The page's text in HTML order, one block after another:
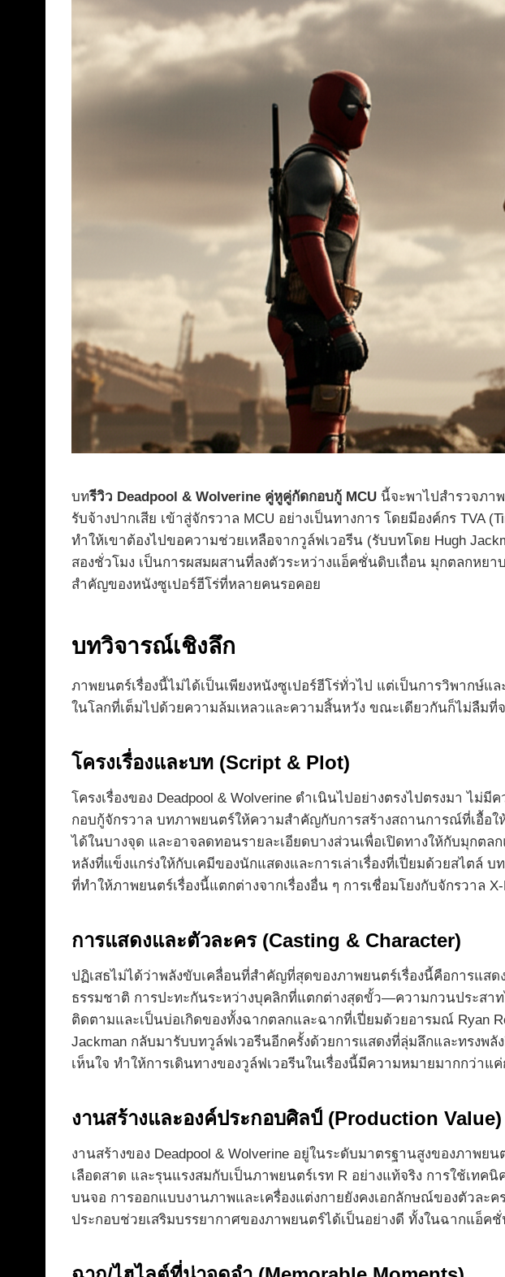
บทรีวิว Deadpool & Wolverine คู่หูคู่กัดกอบกู้ MCU นี้จะพาไปสำรวจภา
รับจ้างปากเสีย เข้าสู่จักรวาล MCU อย่างเป็นทางการ โดยมีองค์กร TVA
ทำให้เขาต้องไปขอความช่วยเหลือจากวูล์ฟเวอรีน (รับบทโดย Hugh
สองชั่วโมง เป็นการผสมผสานที่ลงตัวระหว่างแอ็คชั่นดิบเถื่อน มุกตลกหย
สำคัญของหนังซูเปอร์ฮีโร่ที่หลายคนรอคอย
บทวิจารณ์เชิงลึก
ภาพยนตร์เรื่องนี้ไม่ได้เป็นเพียงหนังซูเปอร์ฮีโร่ทั่วไป แต่เป็นการวิพากษ์
ในโลกที่เต็มไปด้วยความล้มเหลวและความสิ้นหวัง ขณะเดียวกันก็ไม่ลืม
โครงเรื่องและบท (Script & Plot)
โครงเรื่องของ Deadpool & Wolverine ดำเนินไปอย่างตรงไปตรงมา ไ
กอบกู้จักรวาล บทภาพยนตร์ให้ความสำคัญกับการสร้างสถานการณ์ที่เอื้อ
ได้ในบางจุด และอาจลดทอนรายละเอียดบางส่วนเพื่อเปิดทางให้กับมุก
หลังที่แข็งแกร่งให้กับเคมีของนักแสดงและการเล่าเรื่องที่เปี่ยมด้วยสไตล์
ที่ทำให้ภาพยนตร์เรื่องนี้แตกต่างจากเรื่องอื่น ๆ การเชื่อมโยงกับจักรวา
การแสดงและตัวละคร (Casting & Character)
ปฏิเสธไม่ได้ว่าพลังขับเคลื่อนที่สำคัญที่สุดของภาพยนตร์เรื่องนี้คือการแสด
ธรรมชาติ การปะทะกันระหว่างบุคลิกที่แตกต่างสุดขั้ว—ความกวนประสา
ติดตามและเป็นบ่อเกิดของทั้งฉากตลกและฉากที่เปี่ยมด้วยอารมณ์ Ryan
Jackman กลับมารับบทวูล์ฟเวอรีนอีกครั้งด้วยการแสดงที่ลุ่มลึกและทรงพ
เห็นใจ ทำให้การเดินทางของวูล์ฟเวอรีนในเรื่องนี้มีความหมายมากกว่าแ
งานสร้างและองค์ประกอบศิลป์ (Production Value)
งานสร้างของ Deadpool & Wolverine อยู่ในระดับมาตรฐานสูงของภา
เลือดสาด และรุนแรงสมกับเป็นภาพยนตร์เรท R อย่างแท้จริง การใช้เท
บนจอ การออกแบบงานภาพและเครื่องแต่งกายยังคงเอกลักษณ์ของตัวละ
ประกอบช่วยเสริมบรรยากาศของภาพยนตร์ได้เป็นอย่างดี ทั้งในฉากแอ็